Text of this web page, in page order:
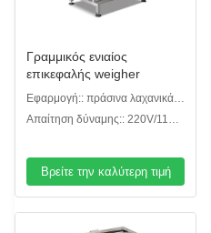
Γραμμικός ενιαίος
επικεφαλής weigher
Εφαρμογή:: πράσινα λαχανικά
φρέσκος-περικοπών, κρεμμύδια
Απαίτηση δύναμης:: 220V/110V,
Βρείτε την καλύτερη τιμή